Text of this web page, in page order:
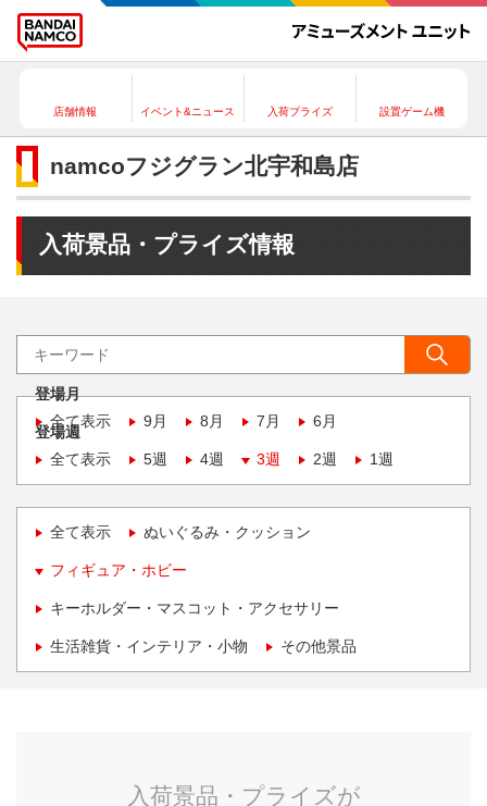
店舗情報 イベント&ニュース 入荷プライズ 設置ゲーム機
namcoフジグラン北宇和島店
入荷景品・プライズ情報
登場月
全て表示
9月 8月 7月 6月
登場週
全て表示
5週 4週 3週 2週 1週
全て表示 ぬいぐるみ・クッション
フィギュア・ホビー
キーホルダー・マスコット・アクセサリー
生活雑貨・インテリア・小物 その他景品